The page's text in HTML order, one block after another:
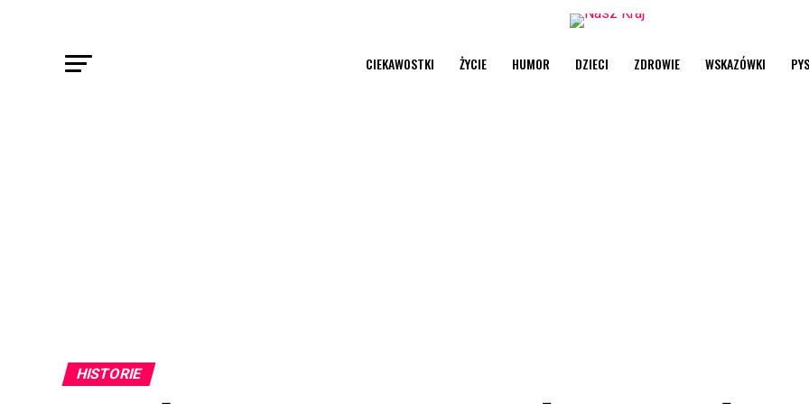
CIEKAWOSTKI ŻYCIE HUMOR DZIECI ZDROWIE WSKAZÓWKI
HISTORIE